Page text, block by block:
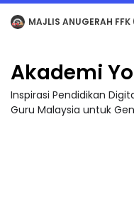
LIVE 🔴 [LIVE] MATEMATIK SR, WANG
Akademi
Inspirasi Pendidikan
Guru Malaysia untuk